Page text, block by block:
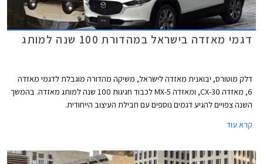
דגמי מאזדה בישראל במהדורת 100 שנה למותג
דלק מוטורס, יבואנית מאזדה לישראל, משיקה מהדורה מוגבלת לדגמי מאזדה
6, מאזדה CX-30, ומאזדה MX-5 לכבוד חגיגות 100 שנה למותג מאזדה. בהמשך
השנה צפויים להגיע דגמים נוספים עם חבילת העיצוב הייחודית.
קרא עוד